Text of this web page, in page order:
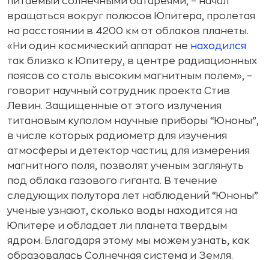
вращаться вокруг полюсов Юпитера, пролетая
на расстоянии в 4200 км от облаков планеты.
«Ни один космический аппарат не находился
так близко к Юпитеру, в центре радиационных
поясов со столь высоким магнитным полем», –
говорит научный сотрудник проекта Стив
Левин. Защищенные от этого излучения
титановым куполом научные приборы “Юноны”,
в числе которых радиометр для изучения
атмосферы и детектор частиц для измерения
магнитного поля, позволят ученым заглянуть
под облака газового гиганта. В течение
следующих полутора лет наблюдений “Юноны”
ученые узнают, сколько воды находится на
Юпитере и обладает ли планета твердым
ядром. Благодаря этому мы можем узнать, как
образовалась Солнечная система и Земля.